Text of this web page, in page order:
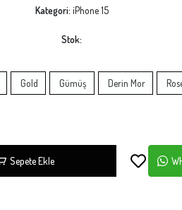
Kategori: iPhone 15
Stok:
Gold Gümüş Derin Mor
Sepete Ekle